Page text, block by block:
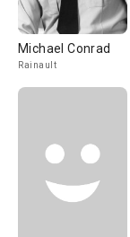
Michael Conrad
Rainault